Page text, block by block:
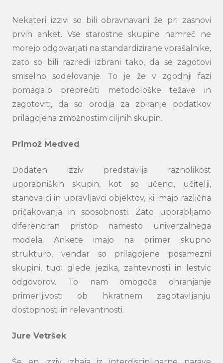
Nekateri izzivi so bili obravnavani že pri zasnovi
prvih anket. Vse starostne skupine namreč ne
morejo odgovarjati na standardizirane vprašalnike,
zato so bili razredi izbrani tako, da se zagotovi
smiselno sodelovanje. To je že v zgodnji fazi
pomagalo preprečiti metodološke težave in
zagotoviti, da so orodja za zbiranje podatkov
prilagojena zmožnostim ciljnih skupin.
Primož Medved
Dodaten izziv predstavlja raznolikost
uporabniških skupin, kot so učenci, učitelji,
stanovalci in upravljavci objektov, ki imajo različna
pričakovanja in sposobnosti. Zato uporabljamo
diferenciran pristop namesto univerzalnega
modela. Ankete imajo na primer skupno
strukturo, vendar so prilagojene posamezni
skupini, tudi glede jezika, zahtevnosti in lestvic
odgovorov. To nam omogoča ohranjanje
primerljivosti ob hkratnem zagotavljanju
dostopnosti in relevantnosti.
Jure Vetršek